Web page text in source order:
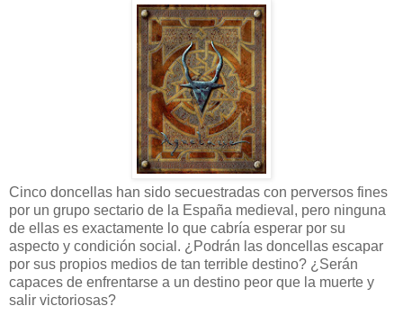
Cinco doncellas han sido secuestradas con perversos fines
por un grupo sectario de la España medieval, pero ninguna
de ellas es exactamente lo que cabría esperar por su
aspecto y condición social. ¿Podrán las doncellas escapar
por sus propios medios de tan terrible destino? ¿Serán
capaces de enfrentarse a un destino peor que la muerte y
salir victoriosas?